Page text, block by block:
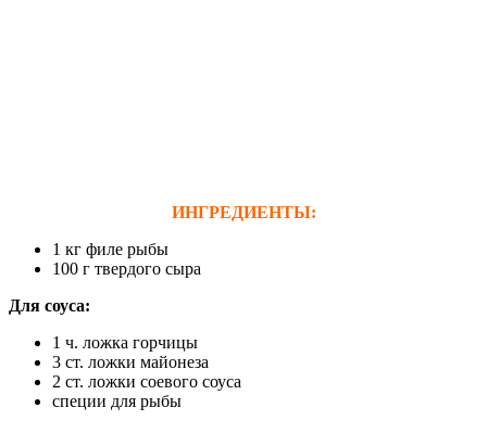
ИНГРЕДИЕНТЫ:
1 кг филе рыбы
100 г твердого сыра
Для соуса:
1 ч. ложка горчицы
3 ст. ложки майонеза
2 ст. ложки соевого соуса
специи для рыбы